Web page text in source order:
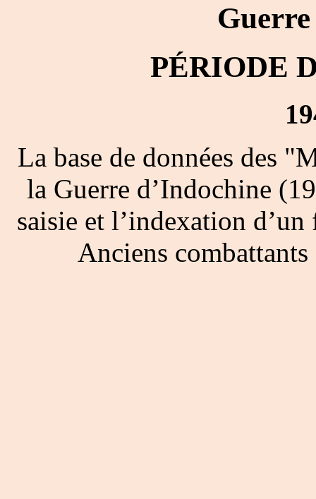
PÉRIODE
La base de données des
la Guerre d’Indochine
saisie et l’indexation
Anciens